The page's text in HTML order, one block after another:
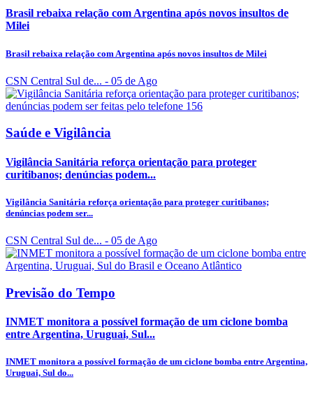
Brasil rebaixa relação com Argentina após novos insultos de
Milei
Brasil rebaixa relação com Argentina após novos insultos de Milei
CSN Central Sul de... - 05 de Ago
Saúde e Vigilância
Vigilância Sanitária reforça orientação para proteger
curitibanos; denúncias podem...
Vigilância Sanitária reforça orientação para proteger curitibanos;
denúncias podem ser...
CSN Central Sul de... - 05 de Ago
Previsão do Tempo
INMET monitora a possível formação de um ciclone bomba
entre Argentina, Uruguai, Sul...
INMET monitora a possível formação de um ciclone bomba entre Argentina,
Uruguai, Sul do...